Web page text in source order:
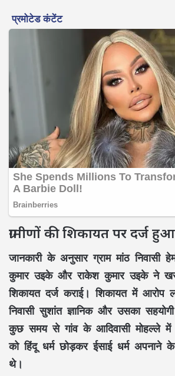
ग्रामीणों की शिकायत पर दर्ज
जानकारी के अनुसार ग्राम मांठ निवासी
कुमार उइके और राकेश कुमार उइके ने
शिकायत दर्ज कराई। शिकायत में आरोप
निवासी सुशांत ज्ञानिक और उसका
कुछ समय से गांव के आदिवासी मोहल्ले में
को हिंदू धर्म छोड़कर ईसाई धर्म अपनाने
थे।